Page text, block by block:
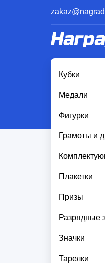
Кубки
Медали
Фигурки
Грамоты и
Плакетки
Призы
Разрядные
Значки
Тарелки